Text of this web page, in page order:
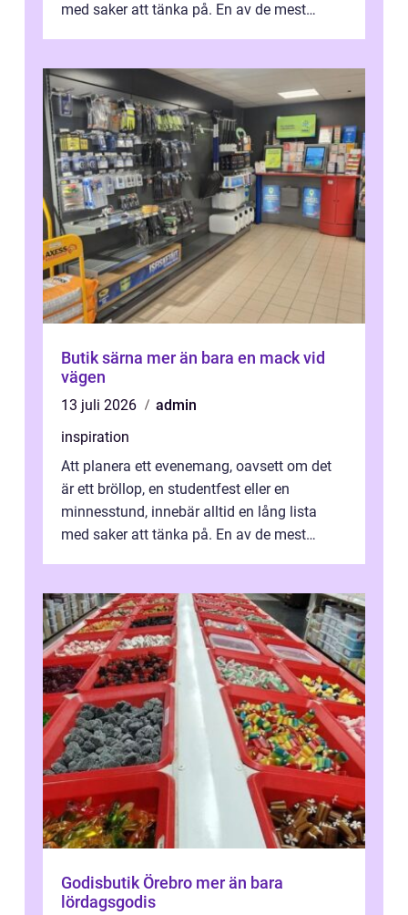
med saker att tänka på. En av de mest
Butik särna mer än bara en mack vid
vägen
13 juli 2026
admin
inspiration
Att planera ett evenemang, oavsett om det
är ett bröllop, en studentfest eller en
minnesstund, innebär alltid en lång lista
med saker att tänka på. En av de mest
Godisbutik Örebro mer än bara
lördagsgodis